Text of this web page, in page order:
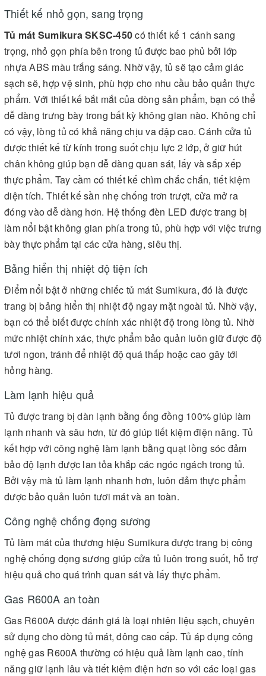
Thiết kế nhỏ gọn, sang trọng
Tủ mát Sumikura SKSC-450có thiết kế 1 cánh sang
trọng, nhỏ gọn phía bên trong tủ được bao phủ bởi lớp
nhựa ABS màu trắng sáng. Nhờ vậy, tủ sẽ tạo cảm giác
sạch sẽ, hợp vệ sinh, phù hợp cho nhu cầu bảo quản thực
phẩm. Với thiết kế bắt mắt của dòng sản phẩm, bạn có thể
dễ dàng trưng bày trong bất kỳ không gian nào. Không chỉ
có vậy, lòng tủ có khả năng chịu va đập cao. Cánh cửa tủ
được thiết kế từ kính trong suốt chịu lực 2 lớp, ở giữ hút
chân không giúp bạn dễ dàng quan sát, lấy và sắp xếp
thực phẩm. Tay cầm có thiết kế chìm chắc chắn, tiết kiệm
diện tích. Thiết kế sần nhẹ chống trơn trượt, cửa mở ra
đóng vào dễ dàng hơn. Hệ thống đèn LED được trang bị
làm nổi bật không gian phía trong tủ, phù hợp với việc trưng
bày thực phẩm tại các cửa hàng, siêu thị.
Bảng hiển thị nhiệt độ tiện ích
Điểm nổi bật ở những chiếc tủ mát Sumikura, đó là được
trang bị bảng hiển thị nhiệt độ ngay mặt ngoài tủ. Nhờ vậy,
bạn có thể biết được chính xác nhiệt độ trong lòng tủ. Nhờ
mức nhiệt chính xác, thực phẩm bảo quản luôn giữ được độ
tươi ngon, tránh để nhiệt độ quá thấp hoặc cao gây tới
hỏng hàng.
Làm lạnh hiệu quả
Tủ được trang bị dàn lạnh bằng ống đồng 100% giúp làm
lạnh nhanh và sâu hơn, từ đó giúp tiết kiệm điện năng. Tủ
kết hợp với công nghệ làm lạnh bằng quạt lồng sóc đảm
bảo độ lạnh được lan tỏa khắp các ngóc ngách trong tủ.
Bởi vậy mà tủ làm lạnh nhanh hơn, luôn đảm thực phẩm
được bảo quản luôn tươi mát và an toàn.
Công nghệ chống đọng sương
Tủ làm mát của thương hiệu Sumikura được trang bị công
nghệ chống đọng sương giúp cửa tủ luôn trong suốt, hỗ trợ
hiệu quả cho quá trình quan sát và lấy thực phẩm.
Gas R600A an toàn
Gas R600A được đánh giá là loại nhiên liệu sạch, chuyên
sử dụng cho dòng tủ mát, đông cao cấp. Tủ áp dụng công
nghệ gas R600A thường có hiệu quả làm lạnh cao, tính
năng giữ lạnh lâu và tiết kiệm điện hơn so với các loại gas